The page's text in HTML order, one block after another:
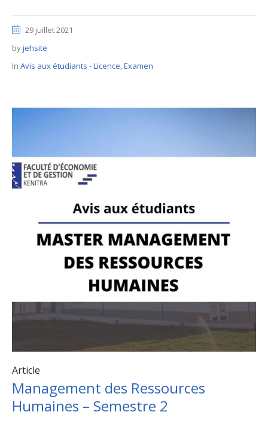
29 juillet 2021
byjehsite
In Avis aux étudiants - Licence,Examen
Article
Management des Ressources
Humaines – Semestre 2